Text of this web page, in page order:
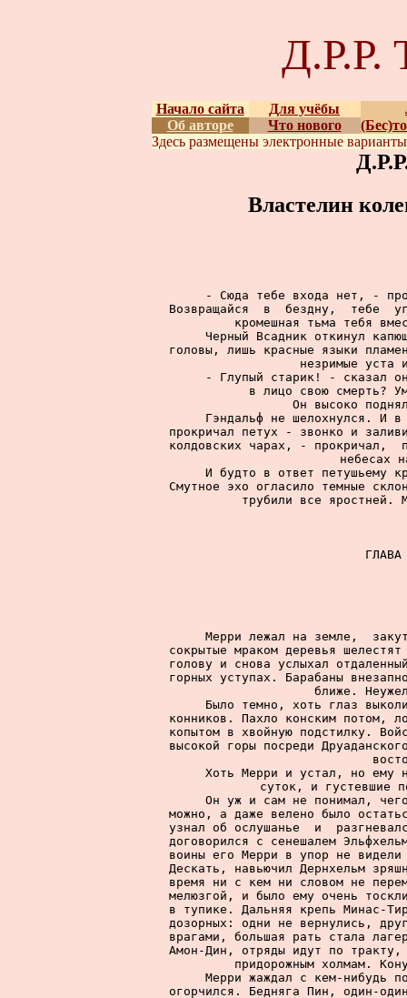
Начало сайта Для учёбы
Об авторе
Что нового
Здесь размещены электронные
Властелин
- Сюда тебе входа нет, -
Возвращайся  в  бездну,  тебе
кромешная тьма тебя
Черный Всадник откинул
головы, лишь красные языки
незримые уста
- Глупый старик! - сказал
в лицо свою смерть?
Он высоко
Гэндальф не шелохнулся. И
прокричал петух - звонко и
колдовских чарах, - прокричал,
небесах
И будто в ответ петушьему
Смутное эхо огласило темные
трубили все яростней.
ГЛАВА
Мерри лежал на земле,
сокрытые мраком деревья
голову и снова услыхал
горных уступах. Барабаны
ближе.
Было темно, хоть глаз
конников. Пахло конским потом,
копытом в хвойную подстилку.
высокой горы посреди
Хоть Мерри и устал, но ему
суток, и густевшие
Он уж и сам не понимал,
можно, а даже велено было
узнал об ослушанье  и
договорился с сенешалем
воины его Мерри в упор не
Дескать, навьючил Дернхельм
время ни с кем ни словом не
мелюзгой, и было ему очень
в тупике. Дальняя крепь Минас-
дозорных: одни не вернулись,
врагами, большая рать стала
Амон-Дин, отряды идут по
придорожным холмам.
Мерри жаждал с кем-нибудь
огорчился. Бедняга Пин, один-